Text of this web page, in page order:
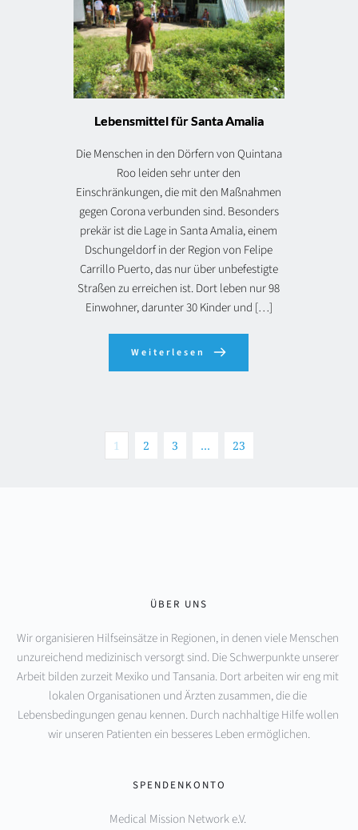
Lebensmittel für Santa Amalia
Die Menschen in den Dörfern von Quintana
Roo leiden sehr unter den
Einschränkungen, die mit den Maßnahmen
gegen Corona verbunden sind. Besonders
prekär ist die Lage in Santa Amalia, einem
Dschungeldorf in der Region von Felipe
Carrillo Puerto, das nur über unbefestigte
Straßen zu erreichen ist. Dort leben nur 98
Einwohner, darunter 30 Kinder und […]
Weiterlesen
1 2 3 … 23
ÜBER UNS
Wir organisieren Hilfseinsätze in Regionen, in denen viele Menschen
unzureichend medizinisch versorgt sind. Die Schwerpunkte unserer
Arbeit bilden zurzeit Mexiko und Tansania. Dort arbeiten wir eng mit
lokalen Organisationen und Ärzten zusammen, die die
Lebensbedingungen genau kennen. Durch nachhaltige Hilfe wollen
wir unseren Patienten ein besseres Leben ermöglichen.
SPENDENKONTO
Medical Mission Network e.V.